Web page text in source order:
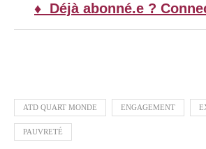
♦ Déjà abonné.e ?
ATD QUART MONDE ENGAGEMENT
PAUVRETÉ